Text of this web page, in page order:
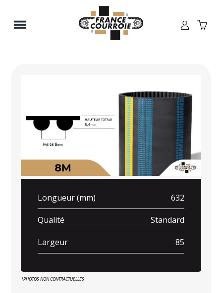
Longueur (mm) 632
Qualité Standard
Largeur 85
*PHOTOS NON CONTRACTUELLES
Panneau de gestion des cookies